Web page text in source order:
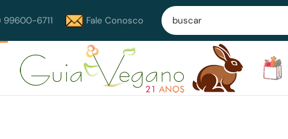
99600-6711 Fale Conosco